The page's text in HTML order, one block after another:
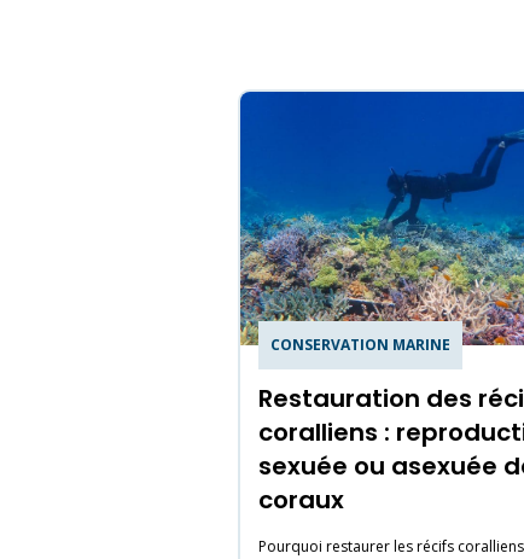
CONSERVATION MARINE
Restauration des
coralliens :
sexuée ou asexuée
coraux
Pourquoi restaurer les récifs coralliens